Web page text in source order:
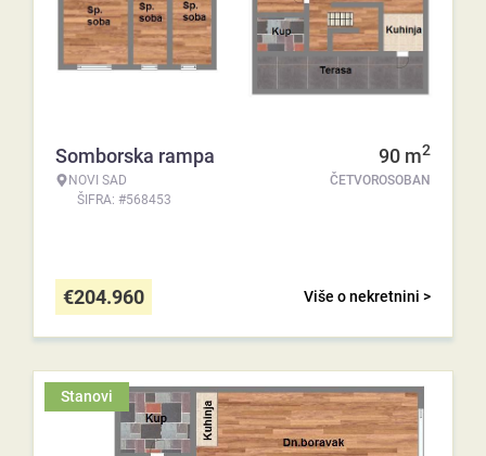
Somborska rampa
NOVI SAD
ŠIFRA: #568453
90 m2
ČETVOROSOBAN
Više o nekretnini >
€204.960
Stanovi